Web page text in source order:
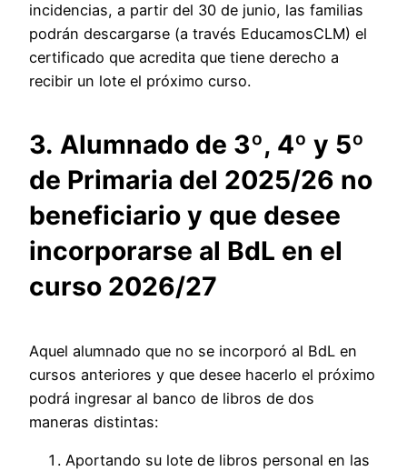
incidencias, a partir del 30 de junio, las familias
podrán descargarse (a través EducamosCLM) el
certificado que acredita que tiene derecho a
recibir un lote el próximo curso.
3. Alumnado de 3º, 4º y 5º
de Primaria del 2025/26 no
beneficiario y que desee
incorporarse al BdL en el
curso 2026/27
Aquel alumnado que no se incorporó al BdL en
cursos anteriores y que desee hacerlo el próximo
podrá ingresar al banco de libros de dos
maneras distintas:
Aportando su lote de libros personal en las